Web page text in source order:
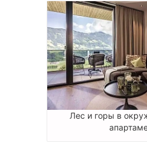
Лес и горы в